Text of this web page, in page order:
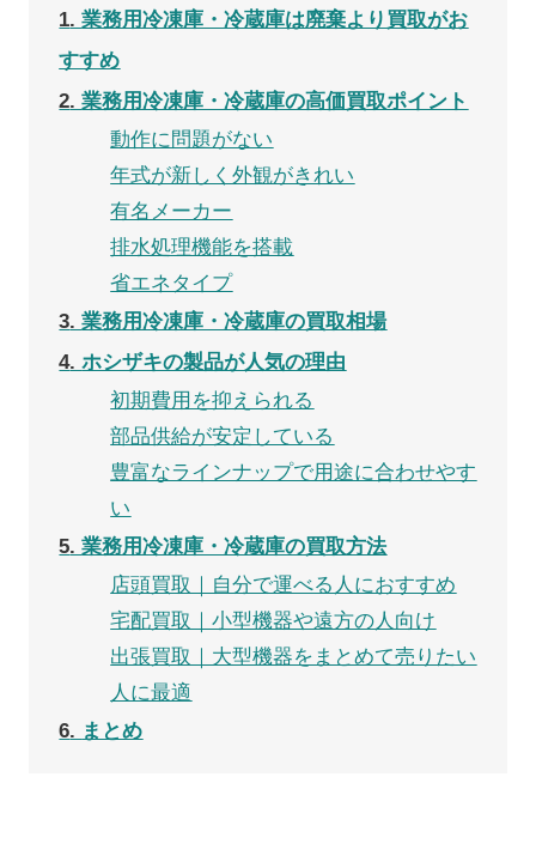
1 業務用冷凍庫・冷蔵庫は廃棄より買取がお
すすめ
2 業務用冷凍庫・冷蔵庫の高価買取ポイント
動作に問題がない
年式が新しく外観がきれい
有名メーカー
排水処理機能を搭載
省エネタイプ
3 業務用冷凍庫・冷蔵庫の買取相場
4 ホシザキの製品が人気の理由
初期費用を抑えられる
部品供給が安定している
豊富なラインナップで用途に合わせやす
い
5 業務用冷凍庫・冷蔵庫の買取方法
店頭買取｜自分で運べる人におすすめ
宅配買取｜小型機器や遠方の人向け
出張買取｜大型機器をまとめて売りたい
人に最適
6
まとめ